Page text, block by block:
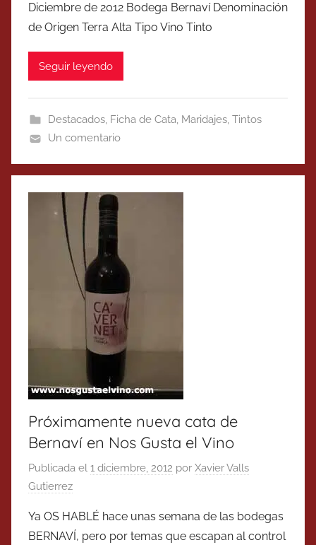
Diciembre de 2012 Bodega Bernaví Denominación
de Origen Terra Alta Tipo Vino Tinto
Seguir leyendo
Destacados, Ficha de Cata, Maridajes, Tintos
Un comentario
Próximamente nueva cata de
Bernaví en Nos Gusta el Vino
Publicada el 1 diciembre, 2012 por Xavier Valls
Gutierrez
Ya OS HABLÉ hace unas semana de las bodegas
BERNAVÍ, pero por temas que escapan al control